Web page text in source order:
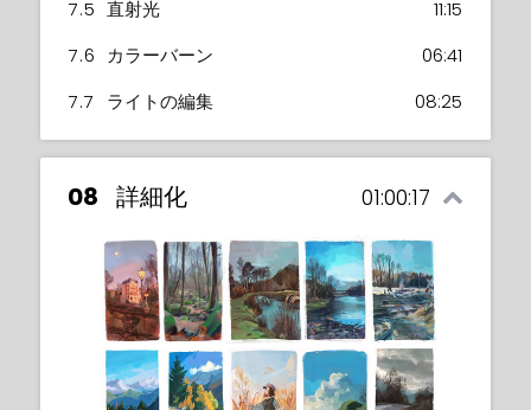
7.5 直射光
11:15
7.6
カラーバーン
06:41
7.7
ライトの編集 08:25
08 詳細化 01:00:17